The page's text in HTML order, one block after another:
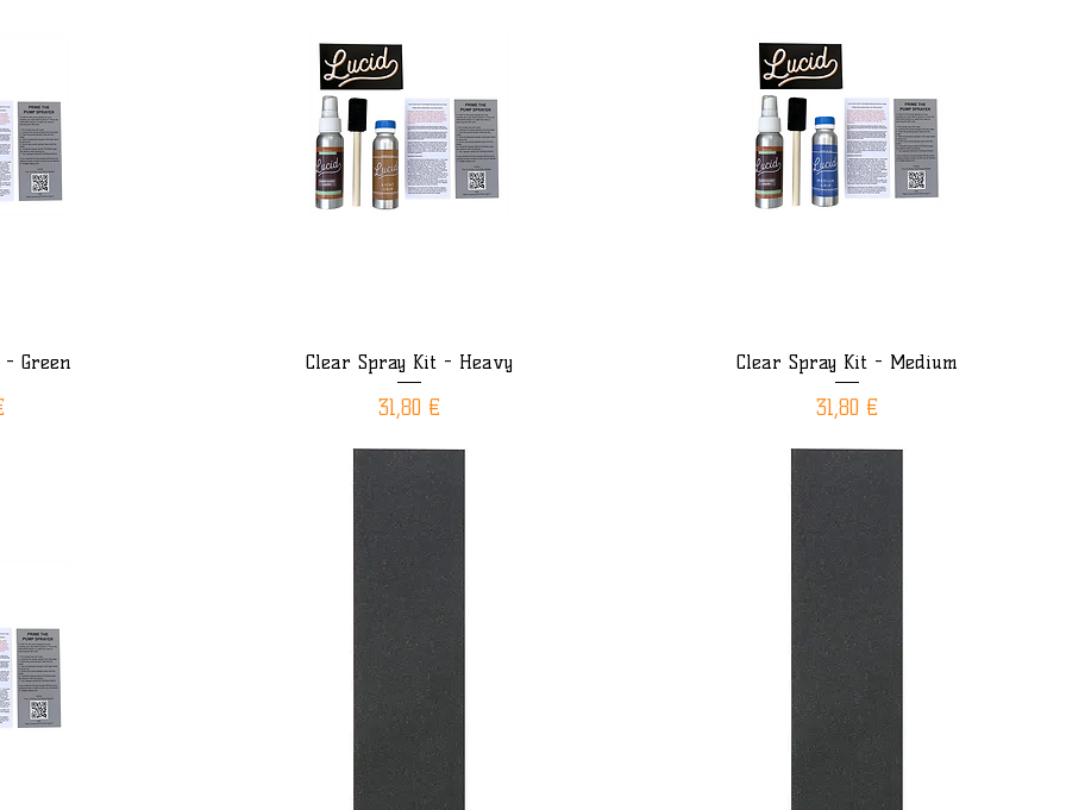
- Green Aperçu rapide
Clear Spray Kit - Heavy
Prix
31,80 €
Aperçu rapide
Clear Spray Kit - Medium
Prix
31,80 €